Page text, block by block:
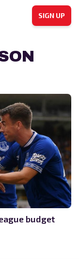
SIGN UP
budget